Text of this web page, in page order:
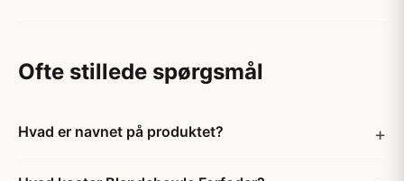
Ofte stillede spørgsmål
Hvad er navnet på produktet?